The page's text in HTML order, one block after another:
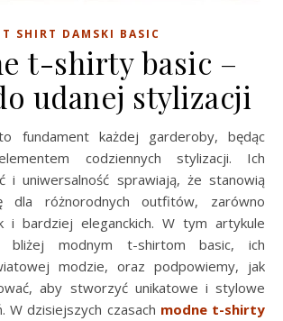
T SHIRT DAMSKI BASIC
t-shirty basic –
udanej stylizacji
fundament każdej garderoby, będąc
codziennych stylizacji. Ich
i uniwersalność sprawiają, że stanowią
dla różnorodnych outfitów, zarówno
i bardziej eleganckich. W tym artykule
bliżej modnym t-shirtom basic, ich
modzie, oraz podpowiemy, jak
aby stworzyć unikatowe i stylowe
W dzisiejszych czasach modne t-shirty